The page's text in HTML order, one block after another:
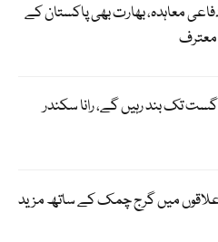
معاہدہ، بھارت بھی پاکستان کے
معترف
ادارے 24 اگست تک بند رہیں گے، رانا سکندر
میں گرج چمک کے ساتھ مزید